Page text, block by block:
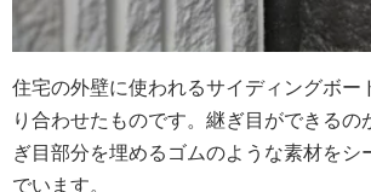
住宅の外壁に使われるサイディングボー
り合わせたものです。継ぎ目ができるの
ぎ目部分を埋めるゴムのような素材をシ
でいます。